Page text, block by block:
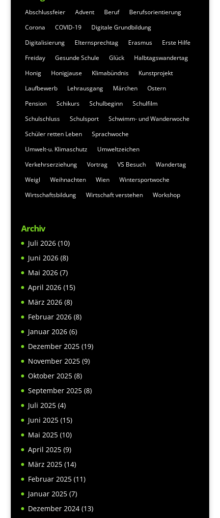
Abschlussfeier Advent Beruf
Berufsorientierung
Corona
COVID-19
Digitale Grundbildung
Digitalisierung
Elternsprechtag Erasmus
Erste Hilfe
Freiday
Gesunde Schule Glück
Halbtagswandertag
Honig
Honigjause Klimabündnis
Kunstprojekt
Laufbewerb
Lehrausgang Märchen
Ostern
Pension
Schikurs Schulbeginn
Schulfilm
Schulschluss
Schulsport
Schwimm- und Wanderwoche
Schüler retten Leben
Sprachwoche
Umwelt-u. Klimaschutz
Umweltzeichen
Verkehrserziehung
Vortrag VS Besuch
Wandertag
Weigl
Weihnachten Wien
Wintersportwoche
Wirtschaftsbildung
Wirtschaft verstehen Workshop
Archiv
Juli 2026(10)
Juni 2026(8)
Mai 2026(7)
April 2026(15)
März 2026(8)
Februar 2026(8)
Januar 2026(6)
Dezember 2025(19)
November 2025(9)
Oktober 2025(8)
September 2025(8)
Juli 2025(4)
Juni 2025(15)
Mai 2025(10)
April 2025(9)
März 2025(14)
Februar 2025(11)
Januar 2025(7)
Dezember 2024(13)